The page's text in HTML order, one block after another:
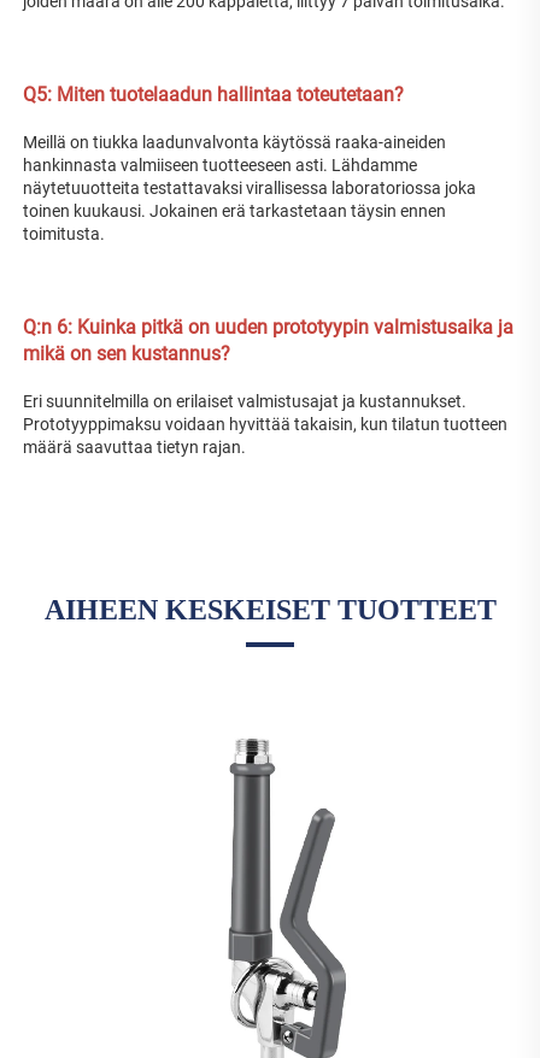
Q5: Miten tuotelaadun hallintaa toteutetaan?
Meillä on tiukka laadunvalvonta käytössä raaka-aineiden
hankinnasta valmiiseen tuotteeseen asti. Lähdamme
näytetuuotteita testattavaksi virallisessa laboratoriossa joka
toinen kuukausi. Jokainen erä tarkastetaan täysin ennen
toimitusta.
Q:n 6: Kuinka pitkä on uuden prototyypin valmistusaika ja
mikä on sen kustannus?
Eri suunnitelmilla on erilaiset valmistusajat ja kustannukset.
Prototyyppimaksu voidaan hyvittää takaisin, kun tilatun tuotteen
määrä saavuttaa tietyn rajan.
AIHEEN KESKEISET TUOTTEET